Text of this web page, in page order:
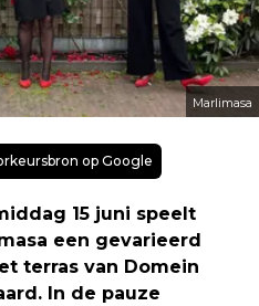
Marlimasa
op Google
15 juni speelt
een gevarieerd
terras van Domein
In de pauze